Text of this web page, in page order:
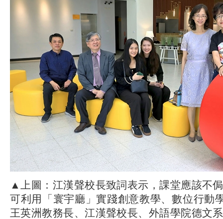
▲上圖：江漢聲校長致詞表示，課堂應該不
可利用「寰宇廳」實踐創意教學、數位行動
王英洲教務長、江漢聲校長、外語學院德文